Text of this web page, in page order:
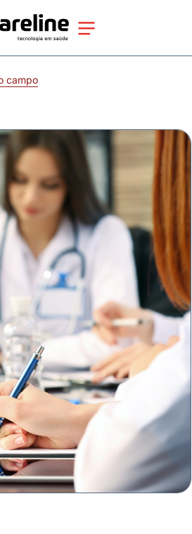
campo